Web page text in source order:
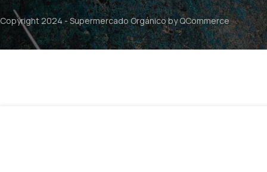
Copyright 2024 -Supermercado Orgánicoby QCommerce